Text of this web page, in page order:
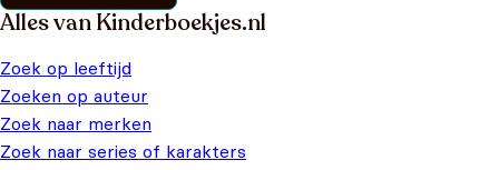
Alles van Kinderboekjes.nl
Zoek op leeftijd
Zoeken op auteur
Zoek naar merken
Zoek naar series of karakters